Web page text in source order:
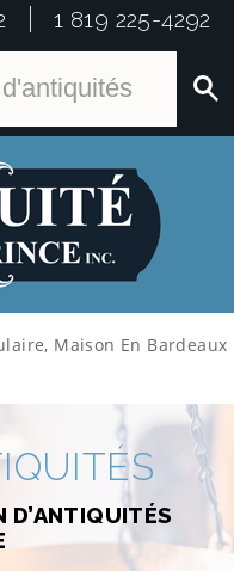
1 819 225-4292
Maison En Bardeaux
D’ANTIQUITÉS